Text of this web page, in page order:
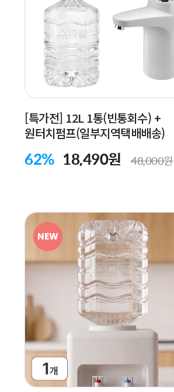
[특가전] 12L 1통(빈통회수) +
원터치펌프(일부지역택배배송)
62% 18,490원 48,000원
NEW